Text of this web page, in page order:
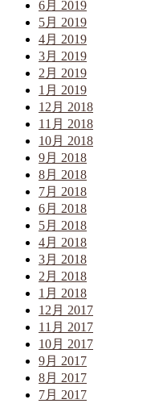
6月 2019
5月 2019
4月 2019
3月 2019
2月 2019
1月 2019
12月 2018
11月 2018
10月 2018
9月 2018
8月 2018
7月 2018
6月 2018
5月 2018
4月 2018
3月 2018
2月 2018
1月 2018
12月 2017
11月 2017
10月 2017
9月 2017
8月 2017
7月 2017